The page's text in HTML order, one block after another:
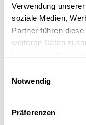
Verwendung
soziale Medien,
Partner führen
weiteren Daten
Notwendig
Präferenzen